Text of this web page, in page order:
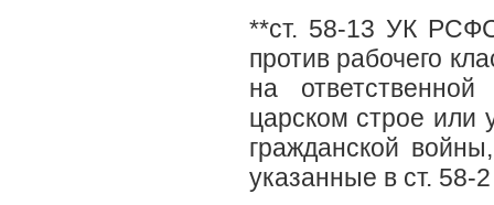
**ст. 58-13 УК
против рабочего
на
царском строе или
гражданской
указанные в ст. 58-